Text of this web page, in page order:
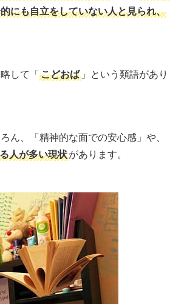
にも自立をしていない人と見られ、
略して「 こどおば 」という類語があり
ん、「精神的な面での安心感」や、
人が多い現状があります。